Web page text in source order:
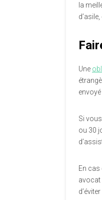
la
d’asile,
Une
Si
ou 30
En cas
avocat